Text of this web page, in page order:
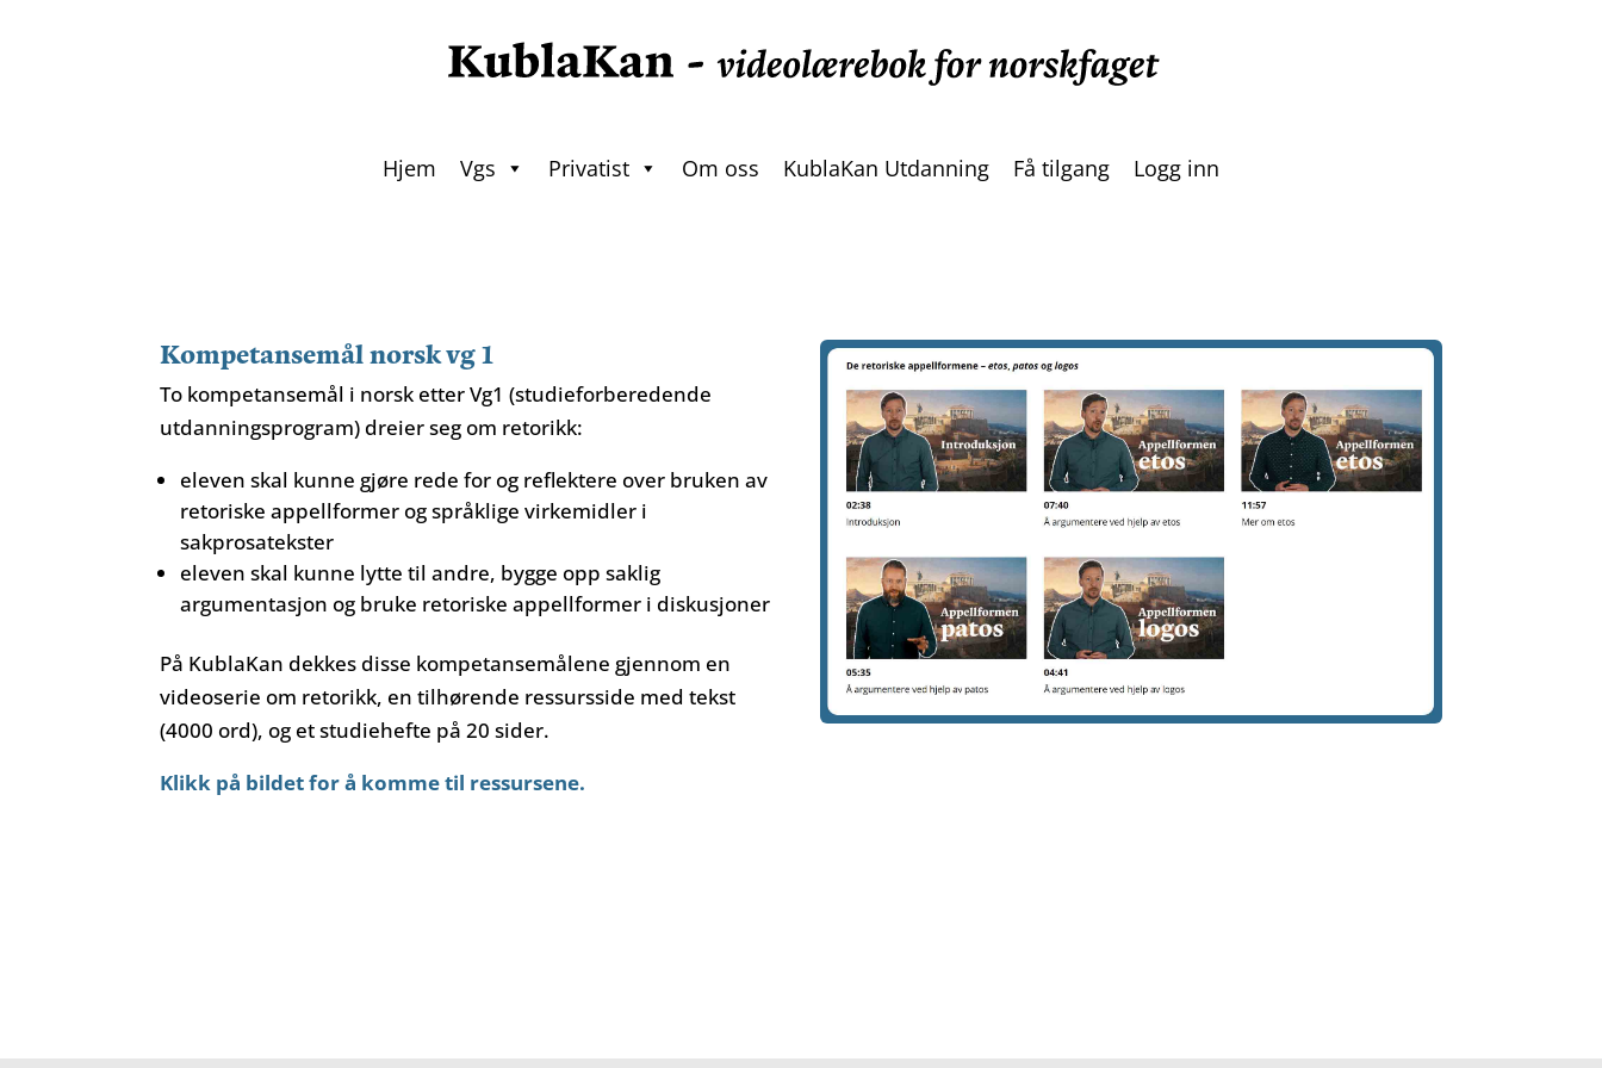
Hjem Vgs Privatist Om oss KublaKan Utdanning Få tilgang Logg inn
Kompetansemål norsk vg 1
To kompetansemål i norsk etter Vg1 (studieforberedende
utdanningsprogram) dreier seg om retorikk:
eleven skal kunne gjøre rede for og reflektere over bruken av
retoriske appellformer og språklige virkemidler i
sakprosatekster
eleven skal kunne lytte til andre, bygge opp saklig
argumentasjon og bruke retoriske appellformer i diskusjoner
På KublaKan dekkes disse kompetansemålene gjennom en
videoserie om retorikk, en tilhørende ressursside med tekst
(4000 ord), og et studiehefte på 20 sider.
Klikk på bildet for å komme til ressursene.